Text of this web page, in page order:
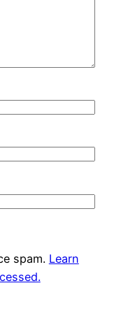
spam. Learn